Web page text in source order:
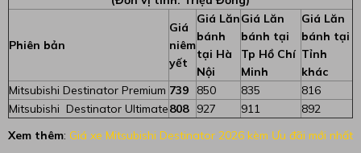
Phiên bản
Giá
niêm
yết
Giá Lăn
bánh
tại Hà
Nội
Giá Lăn
bánh tại
Tp Hồ Chí
Minh
Giá Lăn
bánh tại
Tỉnh
khác
Mitsubishi Destinator Premium 739 850 835
816
Mitsubishi Destinator Ultimate808 927 911
892
Xem thêm: Giá xe Mitsubishi Destinator 2026 kèm Ưu đãi mới nhất